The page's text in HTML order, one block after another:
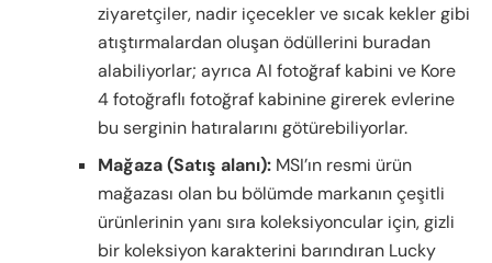
ziyaretçiler, nadir içecekler ve sıcak kekler gibi
atıştırmalardan oluşan ödüllerini buradan
alabiliyorlar; ayrıca AI fotoğraf kabini ve Kore
4 fotoğraflı fotoğraf kabinine girerek evlerine
bu serginin hatıralarını götürebiliyorlar.
Mağaza (Satış alanı):MSI’ın resmi ürün
mağazası olan bu bölümde markanın çeşitli
ürünlerinin yanı sıra koleksiyoncular için, gizli
bir koleksiyon karakterini barındıran Lucky